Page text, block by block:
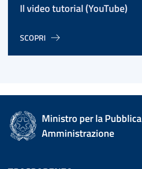
Il video tutorial (YouTube)
SCOPRI
Ministro per la Pubblica
Amministrazione